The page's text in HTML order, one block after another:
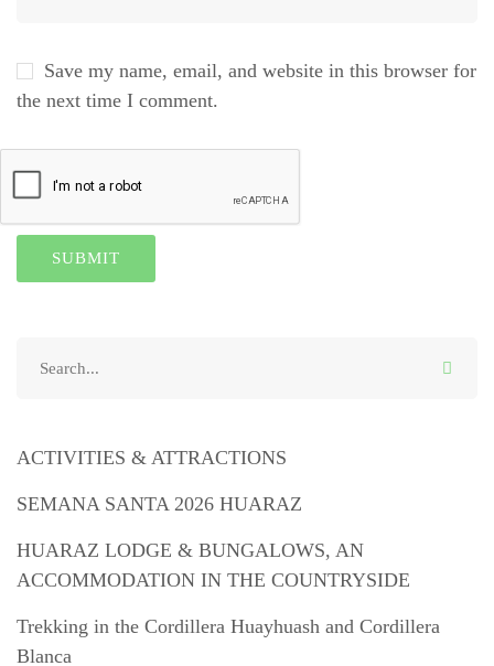
Save my name, email, and website in this browser for
the next time I comment.
ACTIVITIES & ATTRACTIONS
SEMANA SANTA 2026 HUARAZ
HUARAZ LODGE & BUNGALOWS, AN
ACCOMMODATION IN THE COUNTRYSIDE
Trekking in the Cordillera Huayhuash and Cordillera
Blanca